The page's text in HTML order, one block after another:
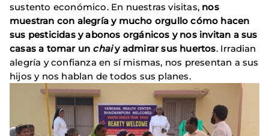
sustento económico. En nuestras visitas, nos
muestran con alegría y mucho orgullo cómo hacen
sus pesticidas y abonos orgánicos y nos invitan a sus
casas a tomar un chaiy admirar sus huertos. Irradian
alegría y confianza en sí mismas, nos presentan a sus
hijos y nos hablan de todos sus planes.